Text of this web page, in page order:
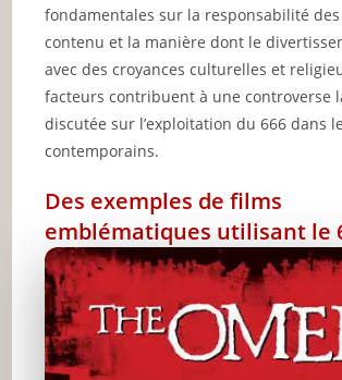
fondamentales sur la responsabilité
contenu et la manière dont le
avec des croyances culturelles et
facteurs contribuent à une controverse
discutée sur l’exploitation du 666 dans
contemporains.
Des exemples de films
emblématiques utilisant le